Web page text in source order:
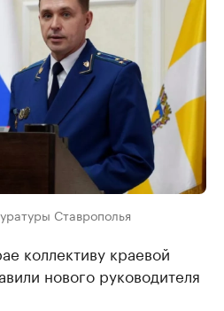
Ставрополья
коллективу краевой
нового руководителя